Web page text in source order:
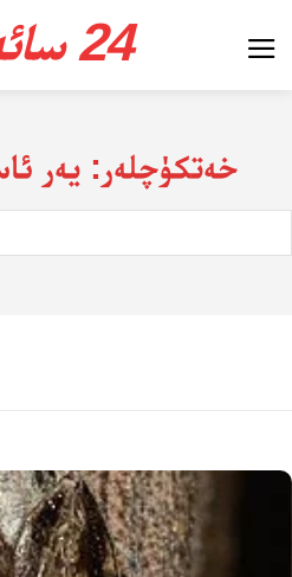
24 سائەت
خەتكۈچلەر: يەر